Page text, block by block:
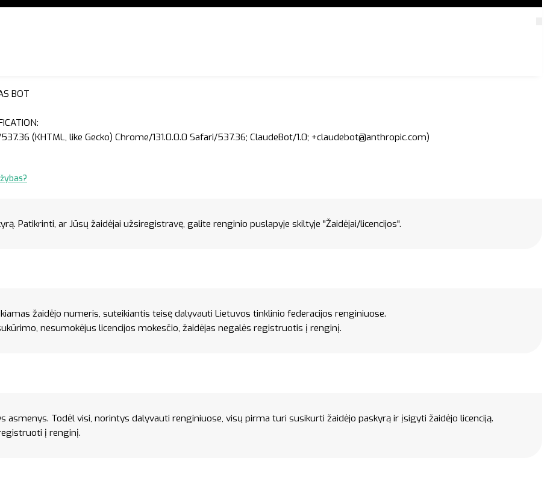
BOT
(KHTML, like Gecko) Chrome/131.0.0.0 Safari/537.36; ClaudeBot/1.0; +claudebot@anthropic.com)
Patikrinti, ar Jūsų žaidėjai užsiregistravę, galite renginio puslapyje skiltyje "Žaidėjai/licencijos".
žaidėjo numeris, suteikiantis teisę dalyvauti Lietuvos tinklinio federacijos renginiuose.
nesumokėjus licencijos mokesčio, žaidėjas negalės registruotis į renginį.
asmenys. Todėl visi, norintys dalyvauti renginiuose, visų pirma turi susikurti žaidėjo paskyrą ir įsigyti žaidėjo licenciją.
į renginį.